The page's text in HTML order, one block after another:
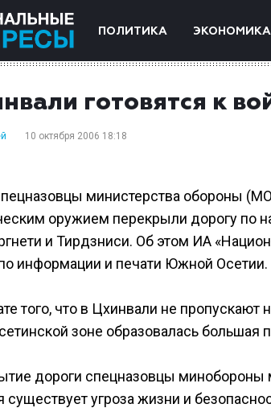
ПОЛИТИКА ЭКОНОМИКА
готовятся к
10 октября 2006 18:18
министерства обороны
оружием перекрыли дорогу по
и Тирдзниси. Об этом ИА
информации и печати Южной Осетии.
того, что в Цхинвали не
зоне образовалась большая
дороги спецназовцы минобороны
существует угроза жизни и